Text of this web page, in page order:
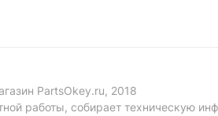
PartsOkey.ru, 2018
работы, собирает техническую